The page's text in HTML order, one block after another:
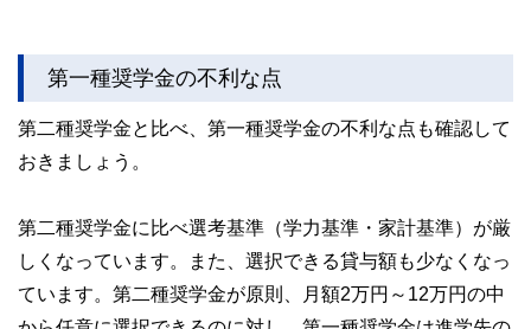
第一種奨学金の不利な点
第二種奨学金と比べ、第一種奨学金の不利な点も確認して
おきましょう。
第二種奨学金に比べ選考基準（学力基準・家計基準）が厳
しくなっています。また、選択できる貸与額も少なくなっ
ています。第二種奨学金が原則、月額2万円～12万円の中